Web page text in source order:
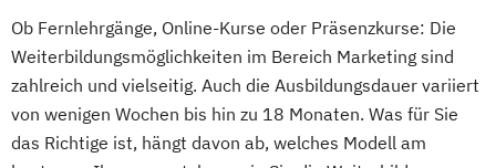
Ob Fernlehrgänge, Online-Kurse oder Präsenzkurse: Die
Weiterbildungsmöglichkeiten im Bereich Marketing sind
zahlreich und vielseitig. Auch die Ausbildungsdauer variiert
von wenigen Wochen bis hin zu 18 Monaten. Was für Sie
das Richtige ist, hängt davon ab, welches Modell am